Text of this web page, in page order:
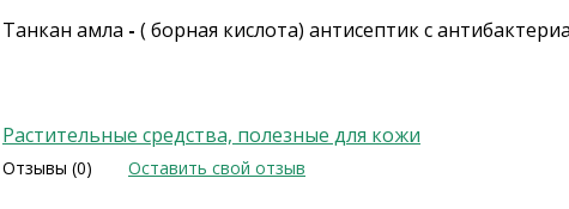
Танкан амла - ( борная кислота) антисептик с
Растительные средства, полезные для кожи
Отзывы (0) Оставить свой отзыв